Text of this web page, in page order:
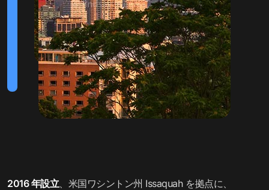
2016 年設立 、米国ワシントン州 Issaquah を拠点に、